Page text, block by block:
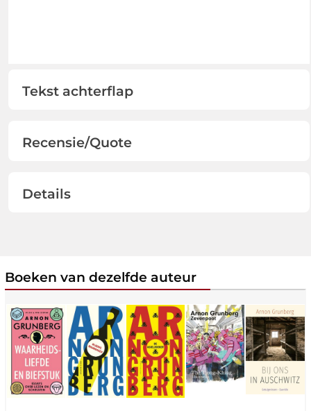
Tekst achterflap
Recensie/Quote
Details
Boeken van dezelfde auteur